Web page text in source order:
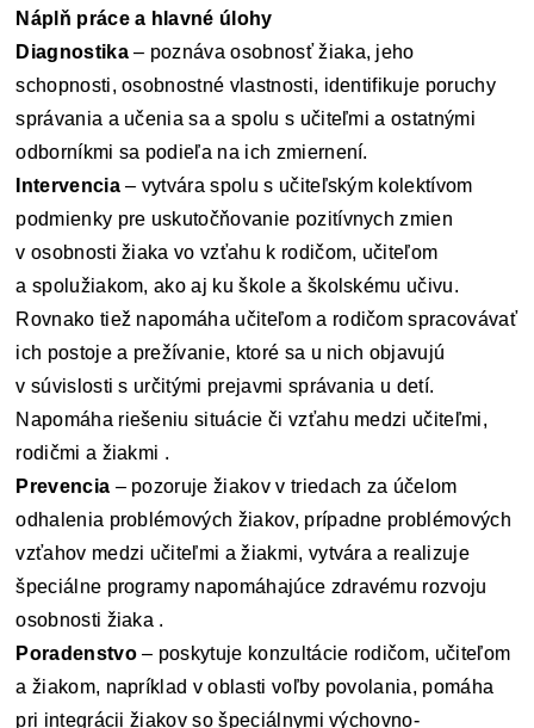
Náplň práce a hlavné úlohy
Diagnostika– poznáva osobnosť žiaka, jeho
schopnosti, osobnostné vlastnosti, identifikuje poruchy
správania a učenia sa a spolu s učiteľmi a ostatnými
odborníkmi sa podieľa na ich zmiernení.
Intervencia– vytvára spolu s učiteľským kolektívom
podmienky pre uskutočňovanie pozitívnych zmien
v osobnosti žiaka vo vzťahu k rodičom, učiteľom
a spolužiakom, ako aj ku škole a školskému učivu.
Rovnako tiež napomáha učiteľom a rodičom spracovávať
ich postoje a prežívanie, ktoré sa u nich objavujú
v súvislosti s určitými prejavmi správania u detí.
Napomáha riešeniu situácie či vzťahu medzi učiteľmi,
rodičmi a žiakmi .
Prevencia – pozoruje žiakov v triedach za účelom
odhalenia problémových žiakov, prípadne problémových
vzťahov medzi učiteľmi a žiakmi, vytvára a realizuje
špeciálne programy napomáhajúce zdravému rozvoju
osobnosti žiaka .
Poradenstvo– poskytuje konzultácie rodičom, učiteľom
a žiakom, napríklad v oblasti voľby povolania, pomáha
pri integrácii žiakov so špeciálnymi výchovno-